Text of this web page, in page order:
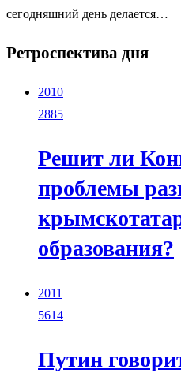
сегодняшний день делается…
Ретроспектива дня
2010
2885
Решит ли
проблемы
образования?
2011
5614
Путин